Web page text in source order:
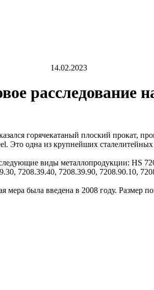
14.02.2023
расследование
горячекатаный плоский прокат,
Это одна из крупнейших
виды металлопродукции: HS
7208.39.40, 7208.39.90, 7208.90.10,
мера была введена в 2008 году. Размер